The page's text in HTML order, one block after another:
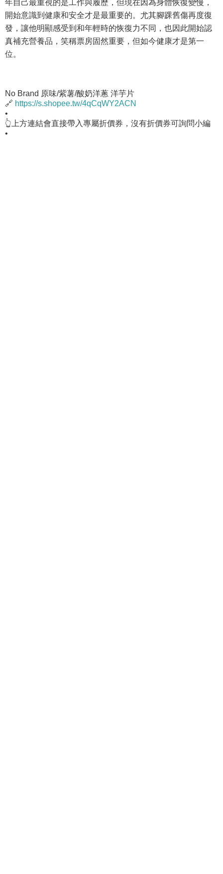
年自己最重視的是工作與履歷，但現在因為身體恢復變慢，
開始意識到健康和安全才是最重要的。尤其腳踝舊傷再度復
發，讓他明顯感受到和年輕時的恢復力不同，也因此開始認
真補充營養品，笑稱票房固然重要，但如今健康才是第一
位。
No Brand 原味/紫薯/酸奶洋蔥 洋芋片
🔗 https://s.shopee.tw/4qCqWY2ACN
•
👆上方連結會直接帶入專屬折價券，沒有折價券可詢問小編
•